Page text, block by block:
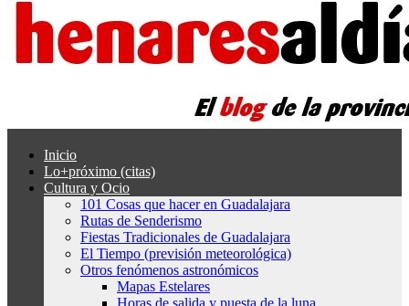
Inicio
Lo+próximo (citas)
Cultura y Ocio
101 Cosas que hacer en Guadalajara
Rutas de Senderismo
Fiestas Tradicionales de Guadalajara
El Tiempo (previsión meteorológica)
Otros fenómenos astronómicos
Mapas Estelares
Horas de salida y puesta de la luna